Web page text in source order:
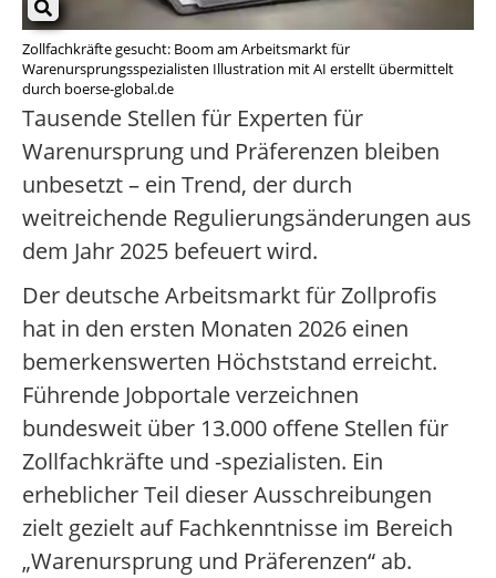
Zollfachkräfte gesucht: Boom am Arbeitsmarkt für
Warenursprungsspezialisten Illustration mit AI erstellt übermittelt
durch boerse-global.de
Tausende Stellen für Experten für
Warenursprung und Präferenzen bleiben
unbesetzt – ein Trend, der durch
weitreichende Regulierungsänderungen aus
dem Jahr 2025 befeuert wird.
Der deutsche Arbeitsmarkt für Zollprofis
hat in den ersten Monaten 2026 einen
bemerkenswerten Höchststand erreicht.
Führende Jobportale verzeichnen
bundesweit über 13.000 offene Stellen für
Zollfachkräfte und -spezialisten. Ein
erheblicher Teil dieser Ausschreibungen
zielt gezielt auf Fachkenntnisse im Bereich
„Warenursprung und Präferenzen“ ab.